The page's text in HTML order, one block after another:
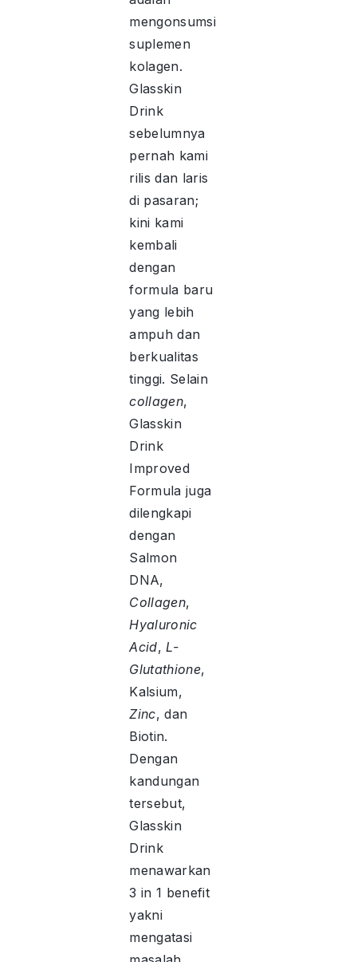
mengonsumsi
suplemen
kolagen.
Glasskin
Drink
sebelumnya
pernah kami
rilis dan laris
di pasaran;
kini kami
kembali
dengan
formula baru
yang lebih
ampuh dan
berkualitas
tinggi. Selain
collagen,
Glasskin
Drink
Improved
Formula juga
dilengkapi
dengan
Salmon
DNA,
Collagen,
Hyaluronic
Acid,L-
Glutathione,
Kalsium,
Zinc, dan
Biotin.
Dengan
kandungan
tersebut,
Glasskin
Drink
menawarkan
3 in 1 benefit
yakni
mengatasi